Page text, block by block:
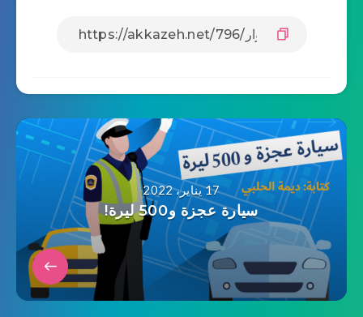
17 يناير، 2022
سيارة عجزة و500 ليرة!